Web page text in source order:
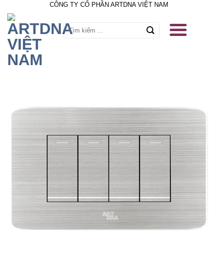
content
CÔNG TY CỔ PHẦN ARTDNA VIỆT NAM